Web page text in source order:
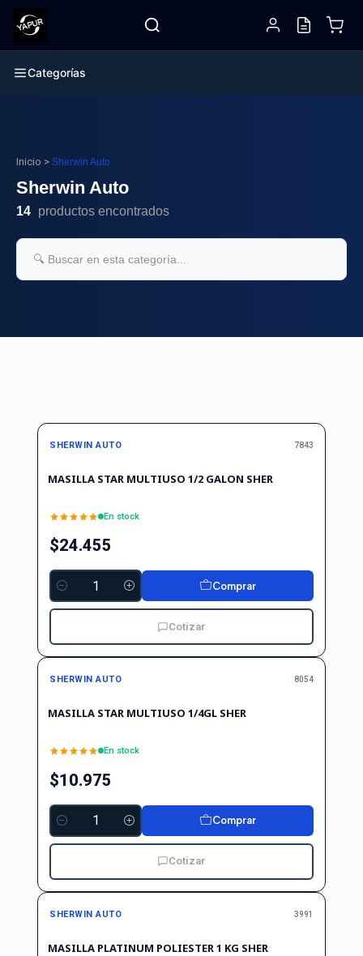
Categorías
Inicio > Sherwin Auto
Sherwin Auto
14 productos encontrados
SHERWIN AUTO 7843
MASILLA STAR MULTIUSO 1/2 GALON SHER
En stock
$24.455
Cantidad
Comprar
Cotizar
SHERWIN AUTO 8054
MASILLA STAR MULTIUSO 1/4GL SHER
En stock
$10.975
Cantidad
Comprar
Cotizar
SHERWIN AUTO 3991
MASILLA PLATINUM POLIESTER 1 KG SHER